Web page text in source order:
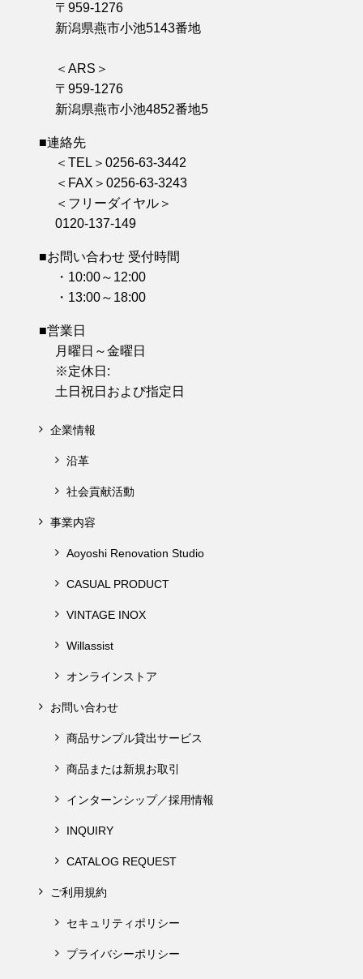
〒959-1276
新潟県燕市小池5143番地
＜ARS＞
〒959-1276
新潟県燕市小池4852番地5
■連絡先
＜TEL＞0256-63-3442
＜FAX＞0256-63-3243
＜フリーダイヤル＞
0120-137-149
■お問い合わせ 受付時間
・10:00～12:00
・13:00～18:00
■営業日
月曜日～金曜日
※定休日:
土日祝日および指定日
企業情報
沿革
社会貢献活動
事業内容
Aoyoshi Renovation Studio
CASUAL PRODUCT
VINTAGE INOX
Willassist
オンラインストア
お問い合わせ
商品サンプル貸出サービス
商品または新規お取引
インターンシップ／採用情報
INQUIRY
CATALOG REQUEST
ご利用規約
セキュリティポリシー
プライバシーポリシー